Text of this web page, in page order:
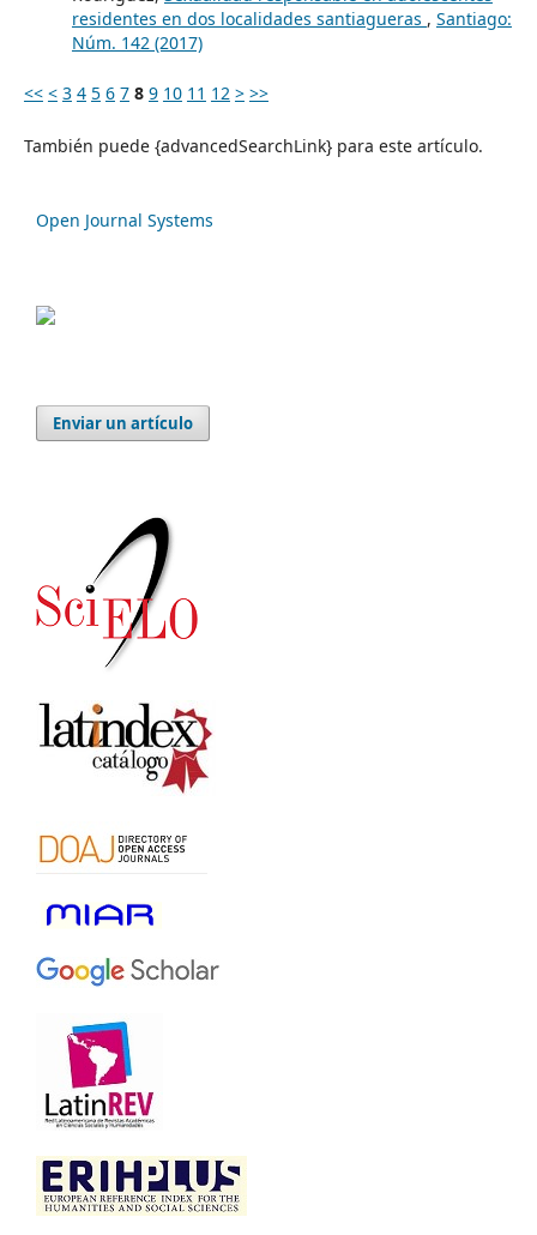
residentes en dos localidades santiagueras , Santiago:
Núm. 142 (2017)
<< < 3 4 5 6 7 8 9 10 11 12 > >>
También puede {advancedSearchLink} para este artículo.
Open Journal Systems
Enviar un artículo